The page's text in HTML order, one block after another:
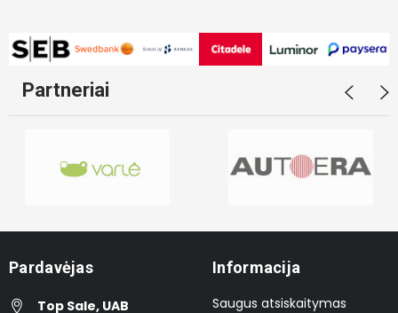
Partneriai
Pardavėjas
Top Sale, UAB
Informacija
Saugus atsiskaitymas